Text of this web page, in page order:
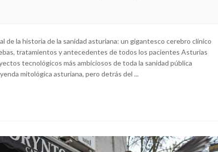
de la historia de la sanidad asturiana: un gigantesco cerebro clínico
tratamientos y antecedentes de todos los pacientes Asturias
tecnológicos más ambiciosos de toda la sanidad pública
mitológica asturiana, pero detrás del ...